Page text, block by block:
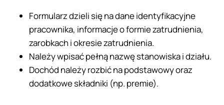
Formularz dzieli się na dane identyfikacyjne
pracownika, informacje o formie zatrudnienia,
zarobkach i okresie zatrudnienia.
Należy wpisać pełną nazwę stanowiska i działu.
Dochód należy rozbić na podstawowy oraz
dodatkowe składniki (np. premie).